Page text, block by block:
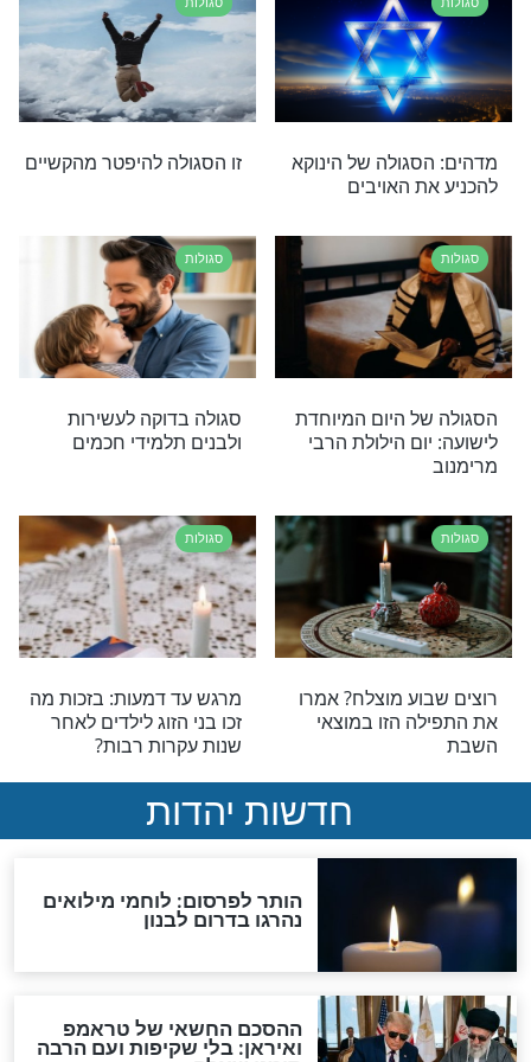
המילים "אמר
ולמה נוהגים
כשמשהו אובד
סגולות מופלאות לישועות
גדולות לימי חודש סיון
להחמיץ את
של היום!
רבי יונתן בן
סגולות
נסו את הסגולה הבאה
הסוד של ’’פתח
סגולות
סגולה מיוחדת להינצל
ניצל!''